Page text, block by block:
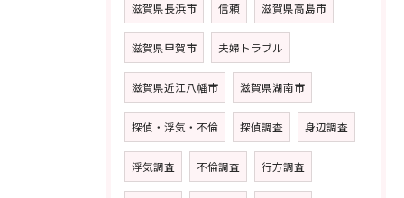
滋賀県長浜市 信頼 滋賀県高島市
滋賀県甲賀市 夫婦トラブル
滋賀県近江八幡市 滋賀県湖南市
探偵・浮気・不倫 探偵調査 身辺調査
浮気調査 不倫調査 行方調査